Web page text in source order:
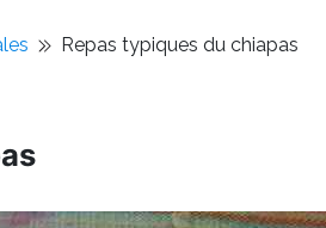
Repas typiques du chiapas